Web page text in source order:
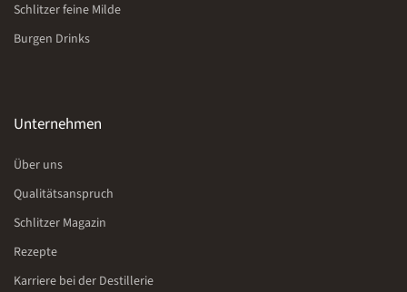
Schlitzer feine Milde
Burgen Drinks
Unternehmen
Über uns
Qualitätsanspruch
Schlitzer Magazin
Rezepte
Karriere bei der Destillerie